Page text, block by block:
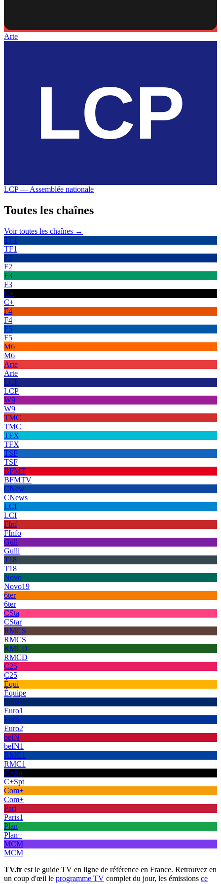
Arte
LCP — Assemblée nationale
Toutes les chaînes
Voir toutes les chaînes →
TF1
TF1
F2
F2
F3
F3
C+
C+
F4
F4
F5
F5
M6
M6
Arte
Arte
LCP
LCP
W9
W9
TMC
TMC
TFX
TFX
TSF
TSF
BFMT
BFMTV
CNew
CNews
LCI
LCI
FInf
FInfo
Gull
Gulli
T18
T18
Novo
Novo19
6ter
6ter
CSta
CStar
RMCS
RMCS
RMCD
RMCD
C25
C25
Équi
Équipe
Euro
Euro1
Euro
Euro2
beIN
beIN1
RMC1
RMC1
C+Sp
C+Spt
Com+
Com+
Pari
Paris1
Plan
Plan+
MCM
MCM
TV.fr est le guide TV en ligne de référence en France. Retrouvez en
un coup d'œil le programme TV complet du jour, les émissions ce